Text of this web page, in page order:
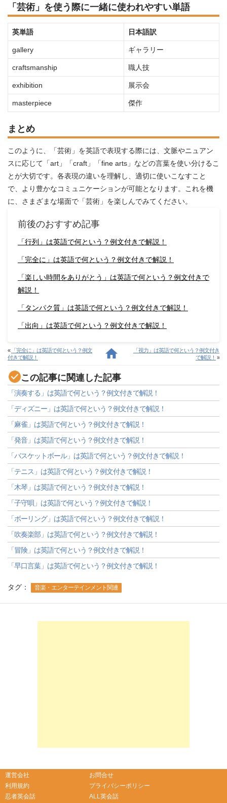
「芸術」を使う際に一緒に使われやすい単語
英単語 日本語訳
gallery ギャラリー
craftsmanship 職人技
exhibition 展示会
masterpiece 傑作
まとめ
このように、「芸術」を英語で表現する際には、文脈やニュアン
スに応じて「art」「craft」「fine arts」などの言葉を使い分けるこ
とが大切です。各表現の違いを理解し、適切に使いこなすこと
で、より豊かなコミュニケーションが可能となります。これを機
に、さまざまな場面で「芸術」を楽しんでみてください。
前後のおすすめ記事
「行列」は英語で何という？例文付きで解説！
「完全に」は英語で何という？例文付きで解説！
「楽しい時間をありがとう」は英語で何という？例文付きで
解説！
「タンパク質」は英語で何という？例文付きで解説！
「出向」は英語で何という？例文付きで解説！
« 「完全に」は英語で何という？例文
付きで解説！
「視力」は英語で何という？例文付き
で解説！ »
この記事に関連した記事
「演奏する」は英語で何という？例文付きで解説！
「ディズニー」は英語で何という？例文付きで解説！
「麻雀」は英語で何という？例文付きで解説！
「発音」は英語で何という？例文付きで解説！
「バスケットボール」は英語で何という？例文付きで解説！
「テニス」は英語で何という？例文付きで解説！
「木琴」は英語で何という？例文付きで解説！
「子守唄」は英語で何という？例文付きで解説！
「ボーリング」は英語で何という？例文付きで解説！
「吹奏楽部」は英語で何という？例文付きで解説！
「冒険」は英語で何という？例文付きで解説！
「早口言葉」は英語で何という？例文付きで解説！
タグ： 音楽・エンターテインメント関連
運営会社
お問合せ
利用規約
プライバシーポリシー
忍者英会話
ALL英会話